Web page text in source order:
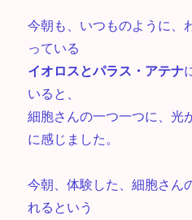
今朝も、いつものように、
っている
イオロスとパラス・アテナ
いると、
細胞さんの一つ一つに、光
に感じました。
今朝、体験した、細胞さん
れるという